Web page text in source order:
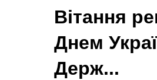
Вітання
Днем
Держ...